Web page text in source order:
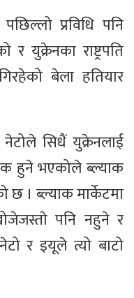
प्रविधि पनि
युक्रेनका राष्ट्रपति
बेला हतियार
सिधैं युक्रेनलाई
हुने भएकोले ब्ल्याक
छ । ब्ल्याक मार्केटमा
पनि नहुने र
र इयूले त्यो बाटो